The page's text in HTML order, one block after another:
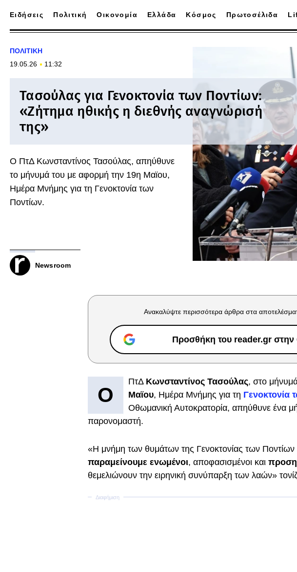
Ειδήσεις Πολιτική Οικονομία Ελλάδα Κόσμος Πρωτοσέλιδα
ΠΟΛΙΤΙΚΗ
19.05.26
11:32
Τασούλας για Γενοκτονία των Ποντίων:
«Ζήτημα ηθικής η διεθνής αναγνώρισή
της»
Ο ΠτΔ Κωνσταντίνος Τασούλας, απηύθυνε
το μήνυμά του με αφορμή την 19η Μαϊου,
Ημέρα Μνήμης για τη Γενοκτονία των
Ποντίων.
Newsroom
Ανακαλύψτε περισσότερα άρθρα στα
Προσθήκη του reader.gr στην
Ο
ΠτΔ Κωνσταντίνος Τασούλας, στο
Μαϊου, Ημέρα Μνήμης για τη Γενοκτονία
Οθωμανική Αυτοκρατορία, απηύθυνε ένα
παρονομαστή.
«Η μνήμη των θυμάτων της Γενοκτονίας των Ποντίων
παραμείνουμε ενωμένοι, αποφασισμένοι και
θεμελιώνουν την ειρηνική συνύπαρξη των λαών»